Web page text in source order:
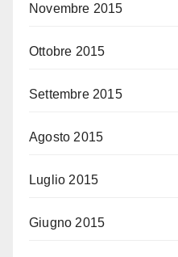
Novembre 2015
Ottobre 2015
Settembre 2015
Agosto 2015
Luglio 2015
Giugno 2015